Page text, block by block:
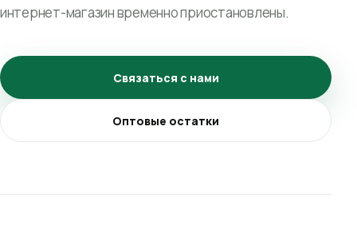
интернет-магазин временно приостановлены.
Связаться с нами
Оптовые остатки